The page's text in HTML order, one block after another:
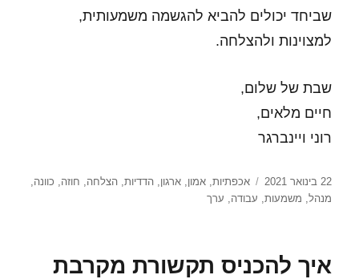
שביחד יכולים להביא להגשמה משמעותית,
למצוינות ולהצלחה.
שבת של שלום,
חיים מלאים,
רוני ויינברגר
פורסם
בתאריך
22 בינואר 2021 תגיות
אכפתיות,אמון,ארגון,הדדיות,הצלחה, חוזה, כוונה,
מנהל, משמעות, עבודה, ערך
איך להכניס תקשורת מקרבת